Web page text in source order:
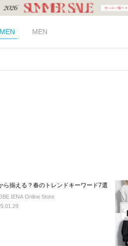
MEN
ら揃える？春のトレンドキーワード7選
IENA Online Store